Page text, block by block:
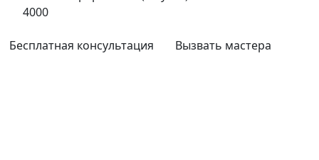
4000
Бесплатная консультация Вызвать мастера